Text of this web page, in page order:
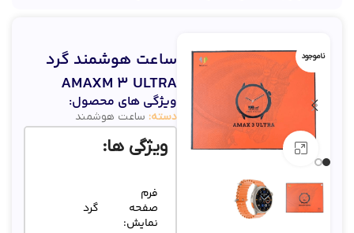
ناموجود
بزرگنمایی تصویر
ساعت هوشمند گرد
AMAXM 3 ULTRA
ویژگی های محصول:
دسته: ساعت هوشمند
ویژگی ها:
فرم
صفحه
نمایش:
گرد